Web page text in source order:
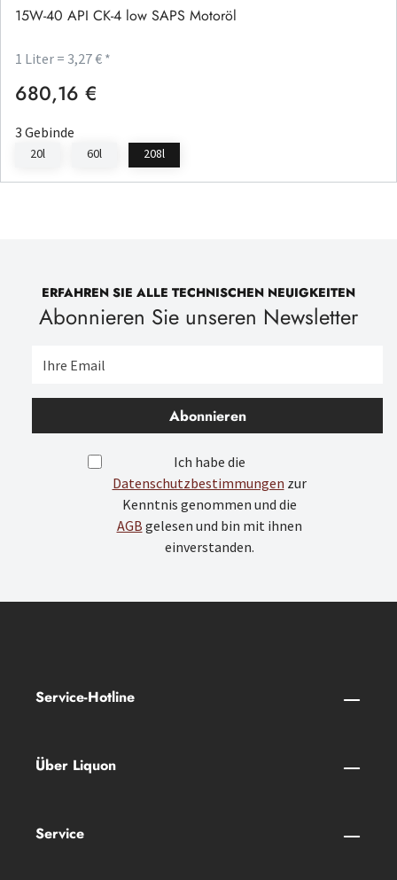
15W-40 API CK-4 low SAPS Motoröl
1 Liter = 3,27 € *
Regulärer Preis:
680,16 €
3 Gebinde
20l 60l 208l
ERFAHREN SIE ALLE TECHNISCHEN NEUIGKEITEN
Abonnieren Sie unseren Newsletter
Abonnieren
Ich habe die
Datenschutzbestimmungen zur
Kenntnis genommen und die
AGB gelesen und bin mit ihnen
einverstanden.
Service-Hotline
Über Liquon
Service